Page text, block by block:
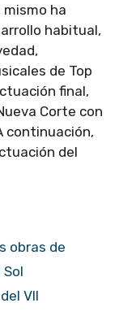
ha
habitual,
de Top
final,
Corte con
continuación,
del
obras de
VII